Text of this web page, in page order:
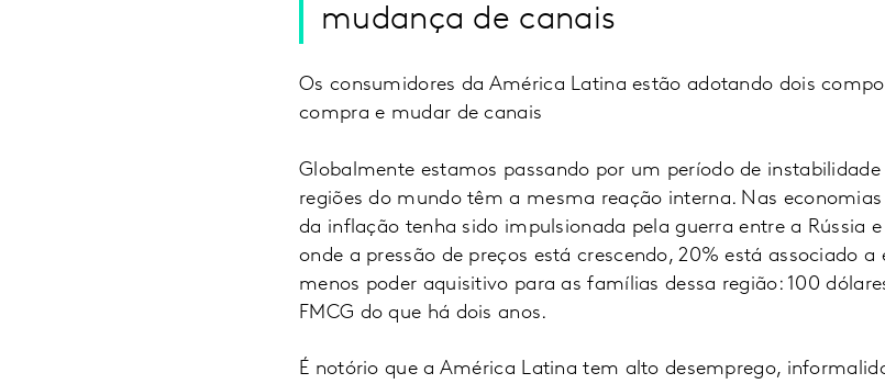
mudança de canais
Os consumidores da América Latina estão adotando dois
compra e mudar de canais
Globalmente estamos passando por um período de
regiões do mundo têm a mesma reação interna. Nas
da inflação tenha sido impulsionada pela guerra entre a Rússia
onde a pressão de preços está crescendo, 20% está associado
menos poder aquisitivo para as famílias dessa região: 100
FMCG do que há dois anos.
É notório que a América Latina tem alto desemprego,